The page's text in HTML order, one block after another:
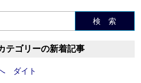
検 索
テゴリーの新着記事
ダイト